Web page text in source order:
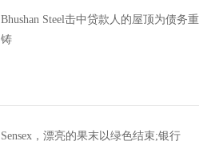
Bhushan Steel击中贷款人的屋顶为债务重
铸
Sensex，漂亮的果末以绿色结束;银行